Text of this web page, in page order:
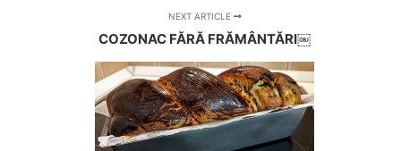
NEXT ARTICLE
COZONAC FĂRĂ FRĂMÂNTĂRI￼